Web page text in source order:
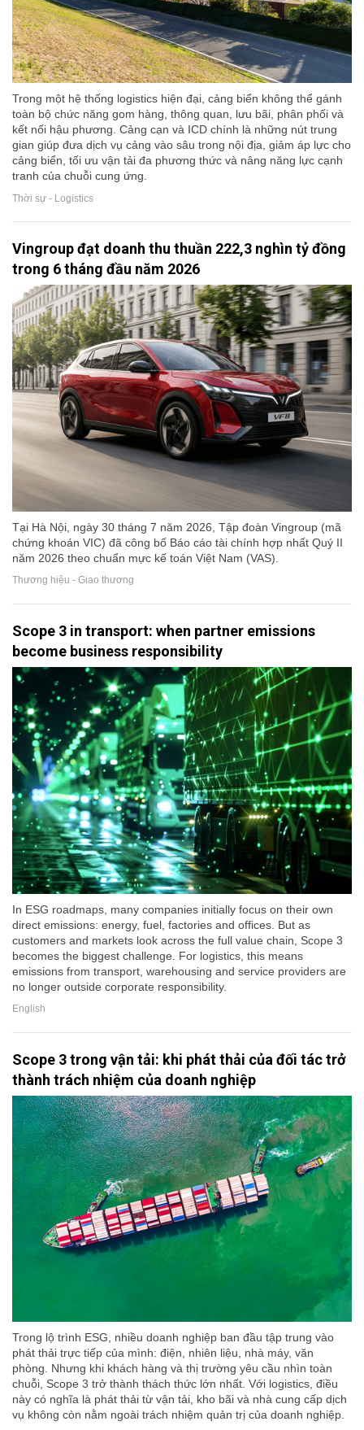
Trong một hệ thống logistics hiện đại, cảng biển không thể gánh
toàn bộ chức năng gom hàng, thông quan, lưu bãi, phân phối và
kết nối hậu phương. Cảng cạn và ICD chính là những nút trung
gian giúp đưa dịch vụ cảng vào sâu trong nội địa, giảm áp lực cho
cảng biển, tối ưu vận tải đa phương thức và nâng năng lực cạnh
tranh của chuỗi cung ứng.
Thời sự - Logistics
Vingroup đạt doanh thu thuần 222,3 nghìn tỷ đồng
trong 6 tháng đầu năm 2026
Tại Hà Nội, ngày 30 tháng 7 năm 2026, Tập đoàn Vingroup (mã
chứng khoán VIC) đã công bố Báo cáo tài chính hợp nhất Quý II
năm 2026 theo chuẩn mực kế toán Việt Nam (VAS).
Thương hiệu - Giao thương
Scope 3 in transport: when partner emissions
become business responsibility
In ESG roadmaps, many companies initially focus on their own
direct emissions: energy, fuel, factories and offices. But as
customers and markets look across the full value chain, Scope 3
becomes the biggest challenge. For logistics, this means
emissions from transport, warehousing and service providers are
no longer outside corporate responsibility.
English
Scope 3 trong vận tải: khi phát thải của đối tác trở
thành trách nhiệm của doanh nghiệp
Trong lộ trình ESG, nhiều doanh nghiệp ban đầu tập trung vào
phát thải trực tiếp của mình: điện, nhiên liệu, nhà máy, văn
phòng. Nhưng khi khách hàng và thị trường yêu cầu nhìn toàn
chuỗi, Scope 3 trở thành thách thức lớn nhất. Với logistics, điều
này có nghĩa là phát thải từ vận tải, kho bãi và nhà cung cấp dịch
vụ không còn nằm ngoài trách nhiệm quản trị của doanh nghiệp.